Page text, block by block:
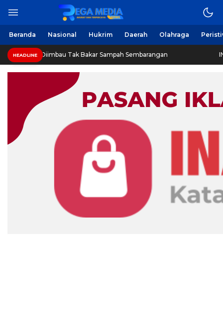
Beranda Nasional Hukrim Daerah Olahraga
HEADLINE
Diimbau Tak Bakar Sampah Sembarangan